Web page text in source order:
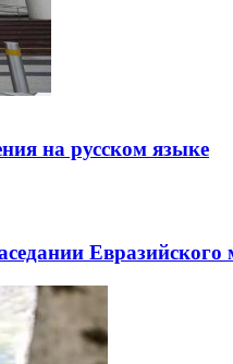
на русском языке
Евразийского